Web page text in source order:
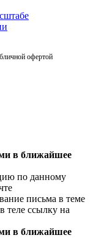
офертой
в ближайшее
по данному
письма в теме
теле ссылку на
в ближайшее